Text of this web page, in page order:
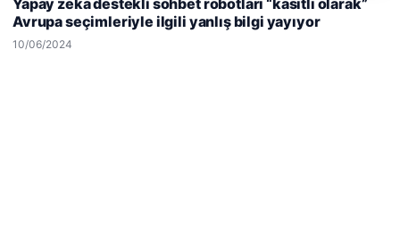
kullanıyoruz.Çerez Politikamız
Reddet Kabul Et
Yapay zeka destekli sohbet robotları “kasıtlı olarak”
Avrupa seçimleriyle ilgili yanlış bilgi yayıyor
10/06/2024